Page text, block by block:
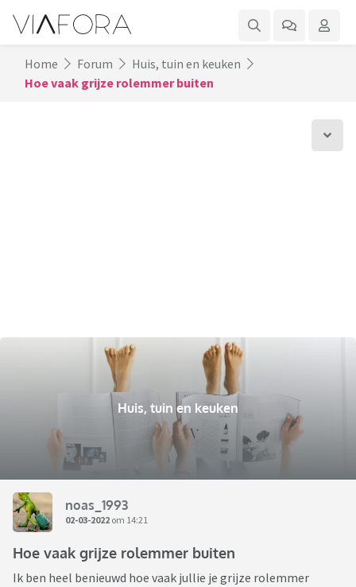
Home Forum
Huis, tuin en keuken
Hoe vaak grijze rolemmer buiten
Huis, tuin en keuken
noas_1993
02-03-2022 om 14:21
Hoe vaak grijze rolemmer buiten
Ik ben heel benieuwd hoe vaak jullie je grijze rolemmer